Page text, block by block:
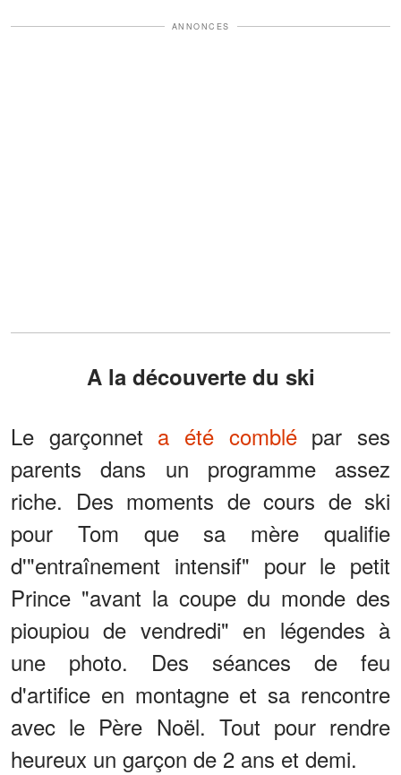
ANNONCES
A la découverte du ski
Le garçonnet a été comblépar ses
parents dans un programme assez
riche. Des moments de cours de ski
pour Tom que sa mère qualifie
d'"entraînement intensif" pour le petit
Prince "avant la coupe du monde des
pioupiou de vendredi" en légendes à
une photo. Des séances de feu
d'artifice en montagne et sa rencontre
avec le Père Noël. Tout pour rendre
heureux un garçon de 2 ans et demi.